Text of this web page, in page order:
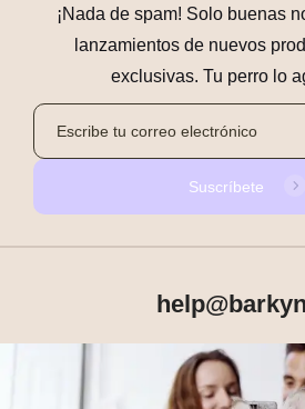
¡Nada de spam! Solo buenas
lanzamientos de nuevos
exclusivas. Tu perro lo
Suscríbete